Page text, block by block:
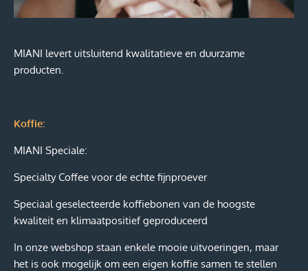
MIANI levert uitsluitend kwalitatieve en duurzame
producten.
Koffie:
MIANI Speciale:
Specialty Coffee voor de echte fijnproever
Speciaal geselecteerde koffiebonen van de hoogste
kwaliteit en klimaatpositief geproduceerd
In onze webshop staan enkele mooie uitvoeringen, maar
het is ook mogelijk om een eigen koffie samen te stellen